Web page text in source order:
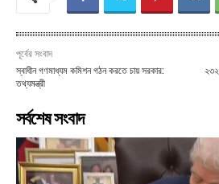
পূর্বের সংবাদ
স্বাধীন গণমাধ্যম কমিশন গঠন করতে চায় সরকার:
তথ্যমন্ত্রী
২৩২
সর্বশেষ সংবাদ